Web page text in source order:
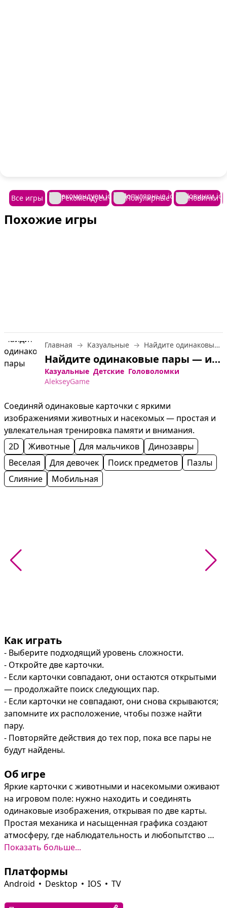
Все игры Рекомендуем Популярные Новинки
Похожие игры
Главная Казуальные Найдите одинаковые пары
Найдите одинаковые пары — играть онлайн бесплатно
Казуальные Детские Головоломки
AlekseyGame
Соединяй одинаковые карточки с яркими
изображениями животных и насекомых — простая и
увлекательная тренировка памяти и внимания.
2D
Животные Для мальчиков
Динозавры
Веселая
Для девочек Поиск предметов
Пазлы
Слияние
Мобильная
Как играть
- Выберите подходящий уровень сложности.
- Откройте две карточки.
- Если карточки совпадают, они остаются открытыми
— продолжайте поиск следующих пар.
- Если карточки не совпадают, они снова скрываются;
запомните их расположение, чтобы позже найти
пару.
- Повторяйте действия до тех пор, пока все пары не
будут найдены.
Об игре
Яркие карточки с животными и насекомыми оживают
на игровом поле: нужно находить и соединять
одинаковые изображения, открывая по две карты.
Простая механика и насыщенная графика создают
атмосферу, где наблюдательность и любопытство
превращают каждый раунд в небольшое открытие.
Восемь уровней сложности подойдут для разных
возрастов и навыков, а повторяющиеся попытки
Показать больше...
Платформы
Android Desktop IOS TV